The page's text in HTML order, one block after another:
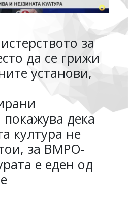
за
да се грижи
установи,
покажува дека
култура не
за ВМРО-
е еден од